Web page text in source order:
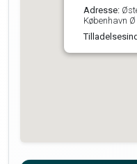
Adresse:
København Ø